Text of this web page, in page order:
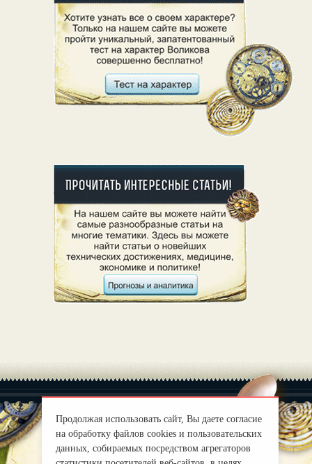
О нас | Правила
Продолжая использовать сайт, Вы даете согласие
на обработку файлов cookies и пользовательских
данных, собираемых посредством агрегаторов